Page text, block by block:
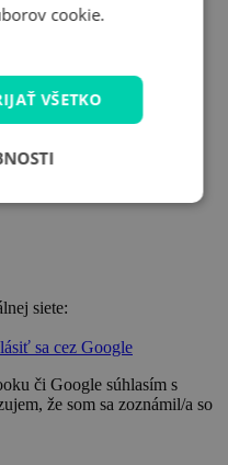
Zabudli ste heslo?
siete:
sa cez Google
či Google súhlasím s
že som sa zoznámil/a so
cookie.
VŠETKO